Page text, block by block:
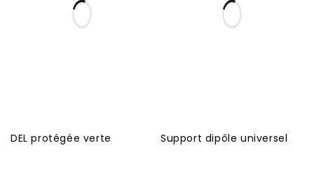
DEL protégée verte Support dipôle universel